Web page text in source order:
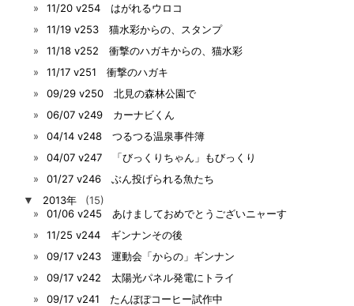
11/20 v254 はがれるウロコ
11/19 v253 猫水彩からの、スタンプ
11/18 v252 衝撃のハガキからの、猫水彩
11/17 v251 衝撃のハガキ
09/29 v250 北見の森林公園で
06/07 v249 カーナビくん
04/14 v248 つるつる温泉事件簿
04/07 v247 「びっくりちゃん」もびっくり
01/27 v246 ぶん投げられる魚たち
▼
2013年
(15)
01/06 v245 あけましておめでとうございニャーす
11/25 v244 ギンナンその後
09/17 v243 運動会「からの」ギンナン
09/17 v242 太陽光パネル発電にトライ
09/17 v241 たんぽぽコーヒー試作中